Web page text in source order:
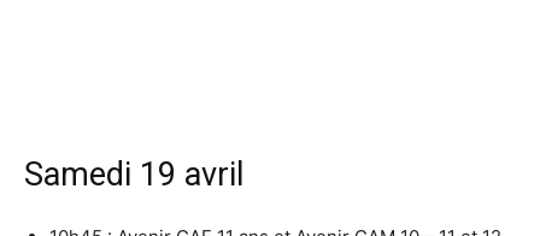
Samedi 19 avril